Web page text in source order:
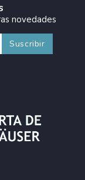
novedades